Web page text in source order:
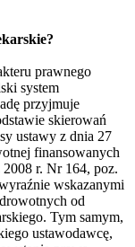
prawnego
system
przyjmuje
skierowań
ustawy z dnia 27
finansowanych
r. Nr 164, poz.
wskazanymi
od
Tym samym,
ustawodawcę,